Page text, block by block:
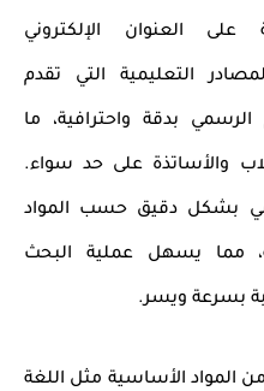
على العنوان الإلكتروني
التعليمية التي تقدم
الرسمي بدقة واحترافية، ما
والأساتذة على حد سواء.
بشكل دقيق حسب المواد
مما يسهل عملية البحث
بسرعة ويسر.
المواد الأساسية مثل اللغة